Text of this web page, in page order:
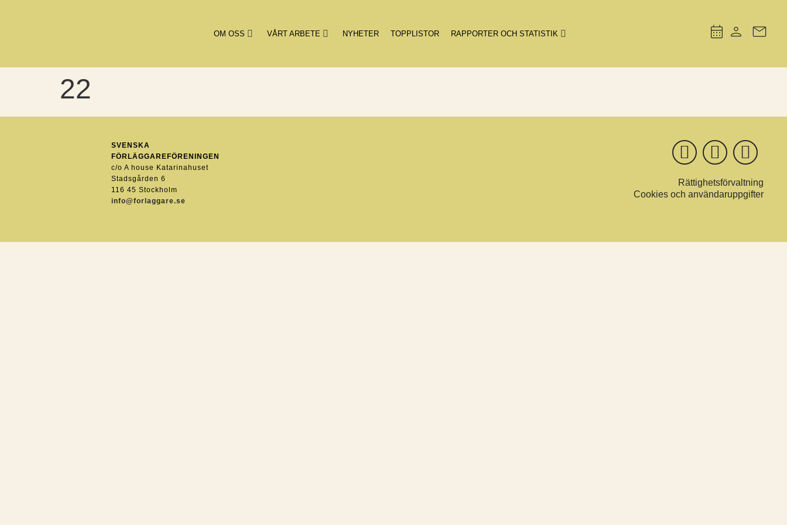
OM OSS VÅRT ARBETE NYHETER TOPPLISTOR RAPPORTER OCH STATISTIK
22
SVENSKA
FÖRLÄGGAREFÖRENINGEN
c/o A house Katarinahuset
Stadsgården 6
116 45 Stockholm
info@forlaggare.se
Rättighetsförvaltning
Cookies och användaruppgifter